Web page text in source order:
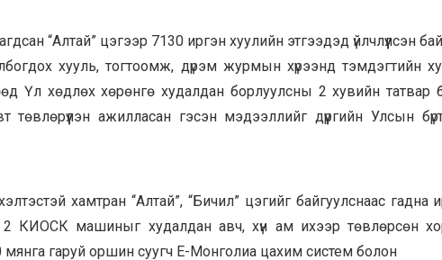
“Алтай” цэгээр 7130 иргэн хуулийн этгээдэд үйлчлүүлсэн
хууль, тогтоомж, дүрэм журмын хүрээнд тэмдэгтийн
Үл хөдлөх хөрөнгө худалдан борлуулсны 2 хувийн татвар
төвлөрүүлэн ажилласан гэсэн мэдээллийг дүүргийн Улсын
хэлтэстэй хамтран “Алтай”, “Бичил” цэгийг байгуулснаас гадна
2 КИОСК машиныг худалдан авч, хүн ам ихээр төвлөрсөн
мянга гаруй оршин суугч Е-Монголиа цахим систем болон